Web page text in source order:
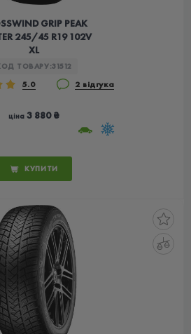
GRIP PEAK
245/45 R19 102V
XL
ТОВАРУ:31512
5.0 2 відгука
ціна 3 880 ₴
КУПИТИ